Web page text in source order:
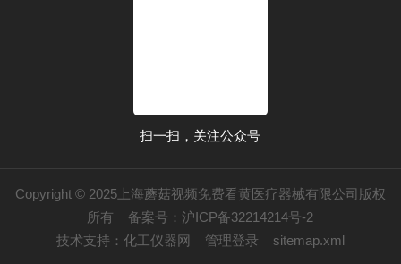
扫一扫，关注公众号
Copyright © 2025上海蘑菇视频免费看黄医疗器械有限公司版权
所有 备案号：沪ICP备32214214号-2
技术支持： 化工仪器网 管理登录 sitemap.xml